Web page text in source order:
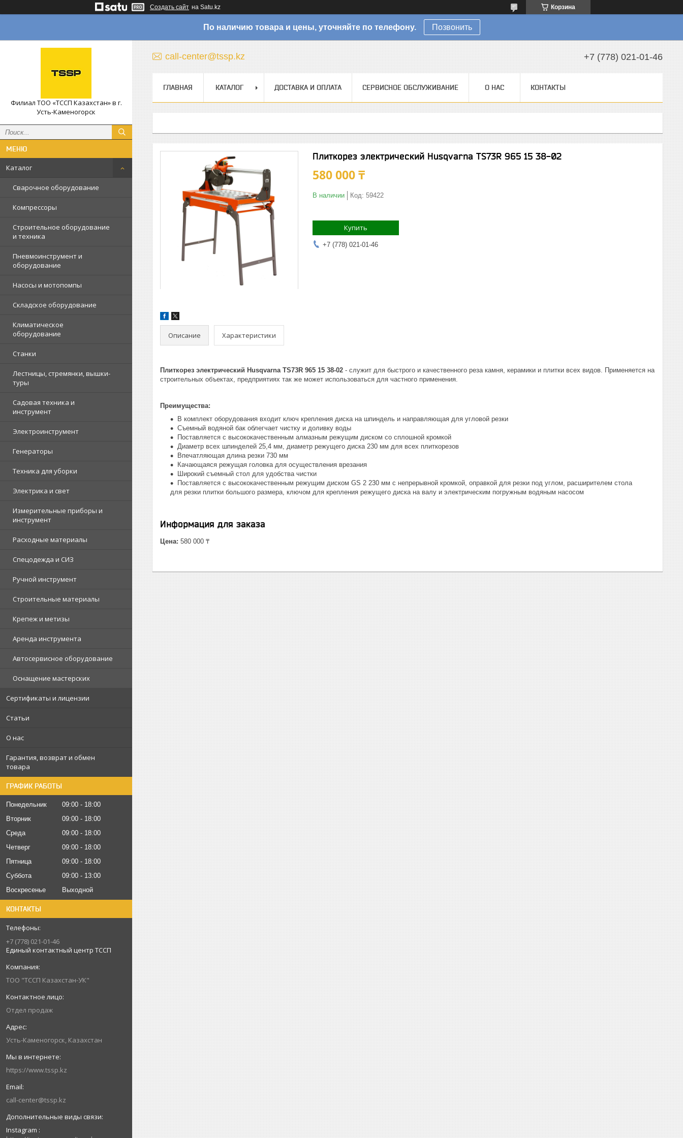
Создать сайт на Satu.kz Корзина
По наличию товара и цены, уточняйте по телефону. Позвонить
Филиал ТОО «ТССП Казахстан» в г.
Усть-Каменогорск
Каталог
Сварочное оборудование
Компрессоры
Строительное оборудование
и техника
Пневмоинструмент и
оборудование
Насосы и мотопомпы
Складское оборудование
Климатическое
оборудование
Станки
Лестницы, стремянки, вышки-
туры
Садовая техника и
инструмент
Электроинструмент
Генераторы
Техника для уборки
Электрика и свет
Измерительные приборы и
инструмент
Расходные материалы
Спецодежда и СИЗ
Ручной инструмент
Строительные материалы
Крепеж и метизы
Аренда инструмента
Автосервисное оборудование
Оснащение мастерских
Сертификаты и лицензии
Статьи
О нас
Гарантия, возврат и обмен
товара
ГРАФИК РАБОТЫ
Понедельник 09:00
18:00
Вторник
09:00
18:00
Среда
09:00
18:00
Четверг
09:00
18:00
Пятница
09:00
18:00
Суббота
09:00
13:00
Воскресенье
Выходной
КОНТАКТЫ
+7 (778) 021-01-46
Единый контактный центр ТССП
ТОО "ТССП Казахстан-УК"
Отдел продаж
Усть-Каменогорск, Казахстан
https://www.tssp.kz
call-center@tssp.kz
Instagram
call-center@tssp.kz +7 (778) 021-01-46
ГЛАВНАЯ КАТАЛОГ ДОСТАВКА И ОПЛАТА СЕРВИСНОЕ ОБСЛУЖИВАНИЕ О НАС КОНТАКТЫ
Плиткорез электрический Husqvarna TS73R 965 15 38-02
580 000 ₸
В наличии Код: 59422
Купить
+7 (778) 021-01-46
Описание Характеристики
Плиткорез электрический Husqvarna TS73R 965 15 38-02 - служит для быстрого и качественного реза камня, керамики и плитки всех видов. Применяется на
строительных объектах, предприятиях так же может использоваться для частного применения.
Преимущества:
В комплект оборудования входит ключ крепления диска на шпиндель и направляющая для угловой резки
Съемный водяной бак облегчает чистку и доливку воды
Поставляется с высококачественным алмазным режущим диском со сплошной кромкой
Диаметр всех шпинделей 25,4 мм, диаметр режущего диска 230 мм для всех плиткорезов
Впечатляющая длина резки 730 мм
Качающаяся режущая головка для осуществления врезания
Широкий съемный стол для удобства чистки
Поставляется с высококачественным режущим диском GS 2 230 мм с непрерывной кромкой, оправкой для резки под углом, расширителем стола
для резки плитки большого размера, ключом для крепления режущего диска на валу и электрическим погружным водяным насосом
Информация для заказа
Цена: 580 000 ₸